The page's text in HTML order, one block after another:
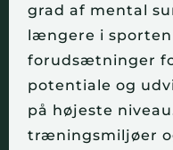
grad af mental
længere i
forudsætninger
potentiale og
på højeste
træningsmiljøer